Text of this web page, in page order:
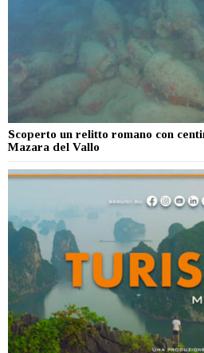
Scoperto un relitto romano con
Mazara del Vallo